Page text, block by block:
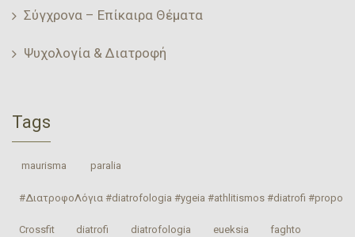
Σύγχρονα – Επίκαιρα Θέματα
Ψυχολογία & Διατροφή
Tags
‎ maurisma‬ ‎ paralia‬
#ΔιατροφοΛόγια #diatrofologia #ygeia #athlitismos #diatrofi
Crossfit ‎diatrofi‬ ‎diatrofologia‬ ‎eueksia‬ faghto